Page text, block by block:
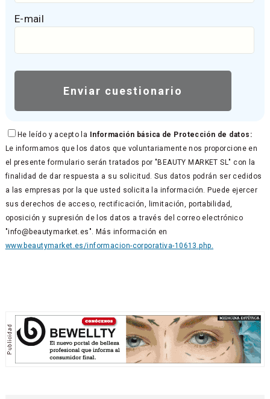
E-mail
He leído y acepto la Información básica de Protección de datos:
Le informamos que los datos que voluntariamente nos proporcione en
el presente formulario serán tratados por "BEAUTY MARKET SL" con la
finalidad de dar respuesta a su solicitud. Sus datos podrán ser cedidos
a las empresas por la que usted solicita la información. Puede ejercer
sus derechos de acceso, rectificación, limitación, portabilidad,
oposición y supresión de los datos a través del correo electrónico
"info@beautymarket.es". Más información en
www.beautymarket.es/informacion-corporativa-10613.php.